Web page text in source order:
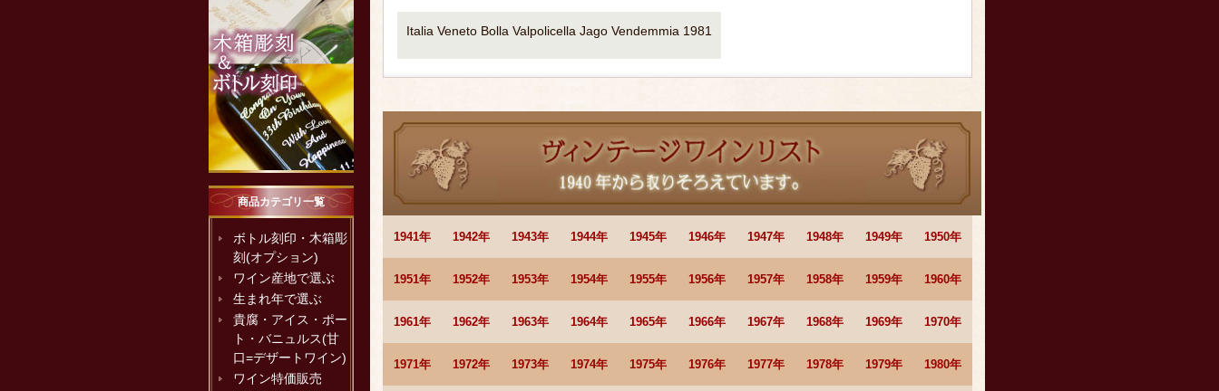
商品カテゴリ一覧
ボトル刻印・木箱彫
刻(オプション)
ワイン産地で選ぶ
生まれ年で選ぶ
貴腐・アイス・ポー
ト・バニュルス(甘
口=デザートワイン)
ワイン特価販売
Italia Veneto Bolla Valpolicella Jago Vendemmia 1981
1941年 1942年 1943年 1944年 1945年 1946年 1947年 1948年 1949年 1950年
1951年 1952年 1953年 1954年 1955年 1956年 1957年 1958年 1959年 1960年
1961年 1962年 1963年 1964年 1965年 1966年 1967年 1968年 1969年 1970年
1971年 1972年 1973年 1974年 1975年 1976年 1977年 1978年 1979年 1980年